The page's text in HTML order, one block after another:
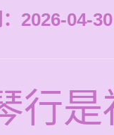
2026-04-
行